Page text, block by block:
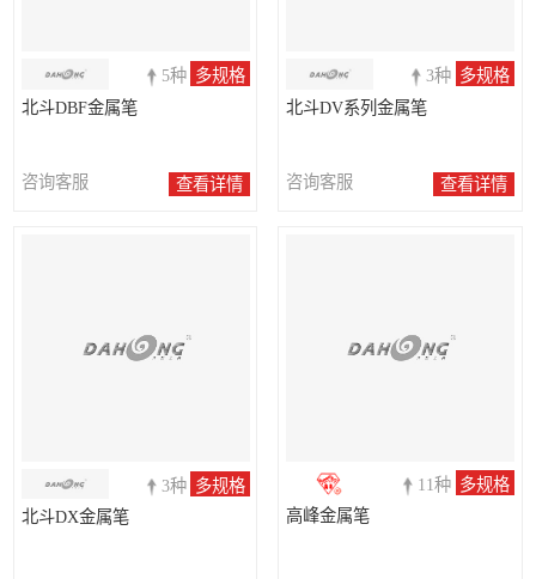
5种 多规格
北斗DBF金属笔
咨询客服 查看详情
3种 多规格
北斗DV系列金属笔
咨询客服 查看详情
3种 多规格
北斗DX金属笔
11种 多规格
高峰金属笔